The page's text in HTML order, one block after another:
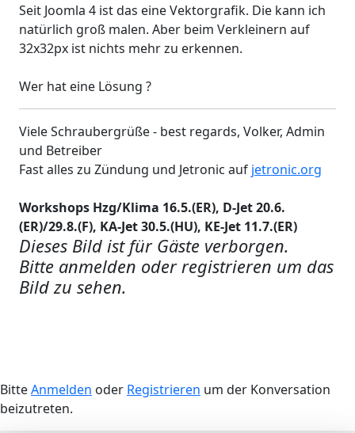
Seit Joomla 4 ist das eine Vektorgrafik. Die kann ich
natürlich groß malen. Aber beim Verkleinern auf
32x32px ist nichts mehr zu erkennen.
Wer hat eine Lösung ?
Viele Schraubergrüße - best regards, Volker, Admin
und Betreiber
Fast alles zu Zündung und Jetronic auf jetronic.org
Workshops Hzg/Klima 16.5.(ER), D-Jet 20.6.
(ER)/29.8.(F), KA-Jet 30.5.(HU), KE-Jet 11.7.(ER)
Dieses Bild ist für Gäste verborgen.
Bitte anmelden oder registrieren um das
Bild zu sehen.
BitteAnmelden oder Registrieren um der Konversation
beizutreten.